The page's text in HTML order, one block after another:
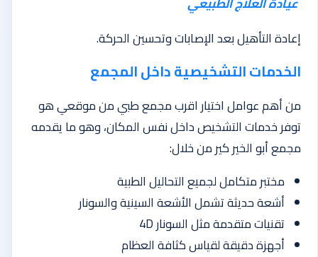
إعادة التأهيل بعد الإصابات وتحسين الحركة.
الخدمات التشخيصية داخل المجمع
من أهم عوامل اختيار اقرب مجمع طبي من موقعي هو
توفر خدمات التشخيص داخل نفس المكان، وهو ما يقدمه
مجمع أبو الخير كير من خلال:
مختبر متكامل لجميع التحاليل الطبية
أشعة حديثة تشمل الأشعة السينية والسونار
تقنيات متقدمة مثل السونار 4D
أجهزة دقيقة لقياس كثافة العظام